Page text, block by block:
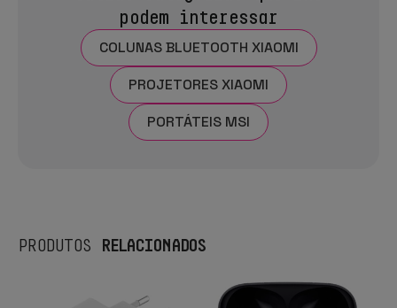
podem interessar
COLUNAS BLUETOOTH XIAOMI
PROJETORES XIAOMI
PORTÁTEIS MSI
PRODUTOS RELACIONADOS